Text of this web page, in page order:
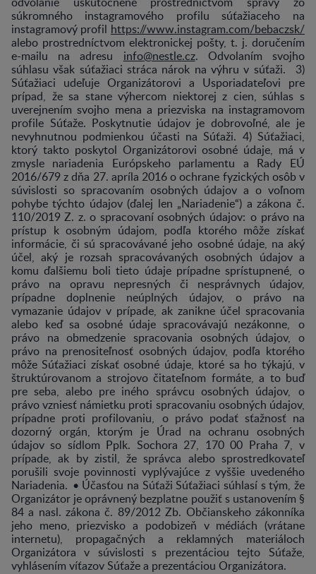
súkromného instagramového profilu súťažiaceho na
instagramový profil https://www.instagram.com/bebaczsk/
alebo prostredníctvom elektronickej pošty, t. j. doručením
e-mailu na adresu info@nestle.cz. Odvolaním svojho
súhlasu však súťažiaci stráca nárok na výhru v súťaži. 3)
Súťažiaci udeľuje Organizátorovi a Usporiadateľovi pre
prípad, že sa stane výhercom niektorej z cien, súhlas s
uverejnením svojho mena a priezviska na instagramovom
profile Súťaže. Poskytnutie údajov je dobrovoľné, ale je
nevyhnutnou podmienkou účasti na Súťaži. 4) Súťažiaci,
ktorý takto poskytol Organizátorovi osobné údaje, má v
zmysle nariadenia Európskeho parlamentu a Rady EÚ
2016/679 z dňa 27. apríla 2016 o ochrane fyzických osôb v
súvislosti so spracovaním osobných údajov a o voľnom
pohybe týchto údajov (ďalej len „Nariadenie“) a zákona č.
110/2019 Z. z. o spracovaní osobných údajov: o právo na
prístup k osobným údajom, podľa ktorého môže získať
informácie, či sú spracovávané jeho osobné údaje, na aký
účel, aký je rozsah spracovávaných osobných údajov a
komu ďalšiemu boli tieto údaje prípadne sprístupnené, o
právo na opravu nepresných či nesprávnych údajov,
prípadne doplnenie neúplných údajov, o právo na
vymazanie údajov v prípade, ak zanikne účel spracovania
alebo keď sa osobné údaje spracovávajú nezákonne, o
právo na obmedzenie spracovania osobných údajov, o
právo na prenositeľnosť osobných údajov, podľa ktorého
môže Súťažiaci získať osobné údaje, ktoré sa ho týkajú, v
štruktúrovanom a strojovo čitateľnom formáte, a to buď
pre seba, alebo pre iného správcu osobných údajov, o
právo vzniesť námietku proti spracovaniu osobných údajov,
prípadne proti profilovaniu, o právo podať sťažnosť na
dozorný orgán, ktorým je Úrad na ochranu osobných
údajov so sídlom Pplk. Sochora 27, 170 00 Praha 7, v
prípade, ak by zistil, že správca alebo sprostredkovateľ
porušili svoje povinnosti vyplývajúce z vyššie uvedeného
Nariadenia. • Účasťou na Súťaži Súťažiaci súhlasí s tým, že
Organizátor je oprávnený bezplatne použiť s ustanovením §
84 a nasl. zákona č. 89/2012 Zb. Občianskeho zákonníka
jeho meno, priezvisko a podobizeň v médiách (vrátane
internetu), propagačných a reklamných materiáloch
Organizátora v súvislosti s prezentáciou tejto Súťaže,
vyhlásením víťazov Súťaže a prezentáciou Organizátora.